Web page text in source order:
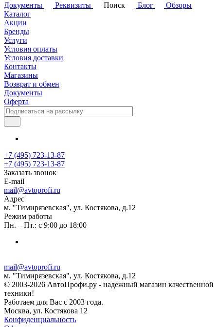
Документы
Реквизиты Поиск Блог
Обзоры
Каталог
Акции
Бренды
Услуги
Условия оплаты
Условия доставки
Контакты
Магазины
Возврат и обмен
Документы
Оферта
+7 (495) 723-13-87
+7 (495) 723-13-87
Заказать звонок
E-mail
mail@avtoprofi.ru
Адрес
м. "Тимирязевская", ул. Костякова, д.12
Режим работы
Пн. – Пт.: с 9:00 до 18:00
mail@avtoprofi.ru
м. "Тимирязевская", ул. Костякова, д.12
© 2003-2026 АвтоПрофи.ру - надежный магазин качественной
техники!
Работаем для Вас с 2003 года.
Москва, ул. Костякова 12
Конфиденциальность